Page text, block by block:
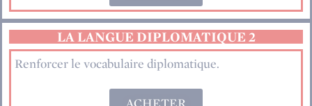
LA LANGUE DIPLOMATIQUE 2
Renforcer le vocabulaire diplomatique.
ACHETER